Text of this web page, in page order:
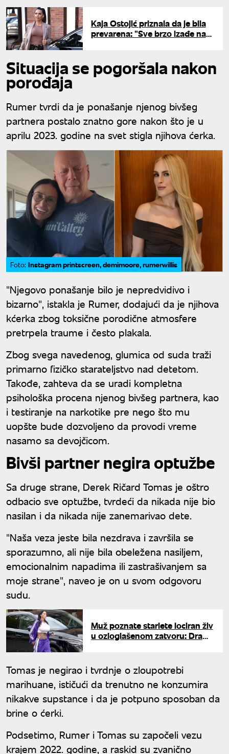
Kaja Ostojić priznala da je bila
prevarena: "Sve brzo izađe na
Situacija se pogoršala nakon
porođaja
Rumer tvrdi da je ponašanje njenog bivšeg
partnera postalo znatno gore nakon što je u
aprilu 2023. godine na svet stigla njihova ćerka.
Foto: Instagram printscreen, demimoore, rumerwillis
"Njegovo ponašanje bilo je nepredvidivo i
bizarno", istakla je Rumer, dodajući da je njihova
kćerka zbog toksične porodične atmosfere
pretrpela traume i često plakala.
Zbog svega navedenog, glumica od suda traži
primarno fizičko starateljstvo nad detetom.
Takođe, zahteva da se uradi kompletna
psihološka procena njenog bivšeg partnera, kao
i testiranje na narkotike pre nego što mu
uopšte bude dozvoljeno da provodi vreme
nasamo sa devojčicom.
Bivši partner negira optužbe
Sa druge strane, Derek Ričard Tomas je oštro
odbacio sve optužbe, tvrdeći da nikada nije bio
nasilan i da nikada nije zanemarivao dete.
"Naša veza jeste bila nezdrava i završila se
sporazumno, ali nije bila obeležena nasiljem,
emocionalnim napadima ili zastrašivanjem sa
moje strane", naveo je on u svom odgovoru
sudu.
Muž poznate starlete lociran živ
u ozloglašenom zatvoru: Drama
Tomas je negirao i tvrdnje o zloupotrebi
marihuane, ističući da trenutno ne konzumira
nikakve supstance i da je potpuno sposoban da
brine o ćerki.
Podsetimo, Rumer i Tomas su započeli vezu
krajem 2022. godine, a raskid su zvanično